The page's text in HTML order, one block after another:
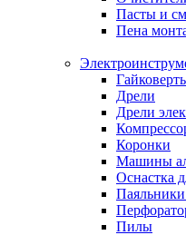
Пасты и
Пена
Дрели
Дрели
Коронки
Машины
Оснастка
Пилы